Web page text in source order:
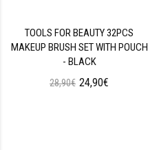
TOOLS FOR BEAUTY 32PCS
MAKEUP BRUSH SET WITH POUCH
- BLACK
28,90€ 24,90€